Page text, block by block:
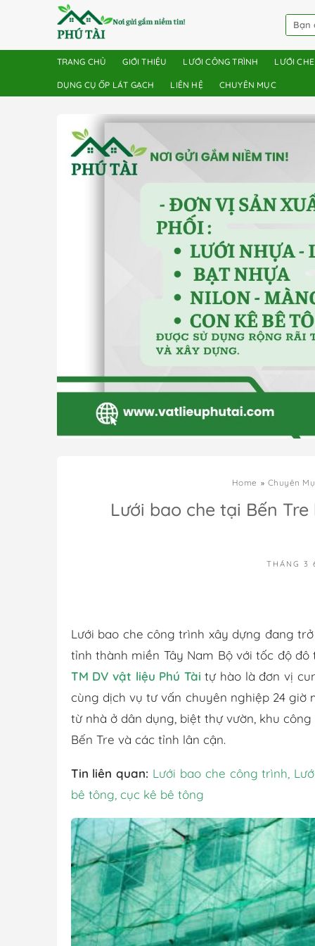
TRANG CHỦ GIỚI THIỆU LƯỚI CÔNG TRÌNH LƯỚI
DỤNG CỤ ỐP LÁT GẠCH LIÊN HỆ CHUYÊN MỤC
Home Chuyên
Lưới bao che tại Bến
THÁNG 3
Lưới bao che công trình xây dựng đang
tỉnh thành miền Tây Nam Bộ với tốc độ
TM DV vật liệu Phú Tài tự hào là đơn vị
cùng dịch vụ tư vấn chuyên nghiệp 24
từ nhà ở dân dụng, biệt thự vườn, khu
Bến Tre và các tỉnh lân cận.
Tin liên quan: Lưới bao che công trình,
bê tông, cục kê bê tông